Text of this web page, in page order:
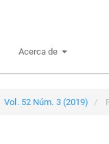
Acerca de
Vol. 52 Núm. 3 (2019)